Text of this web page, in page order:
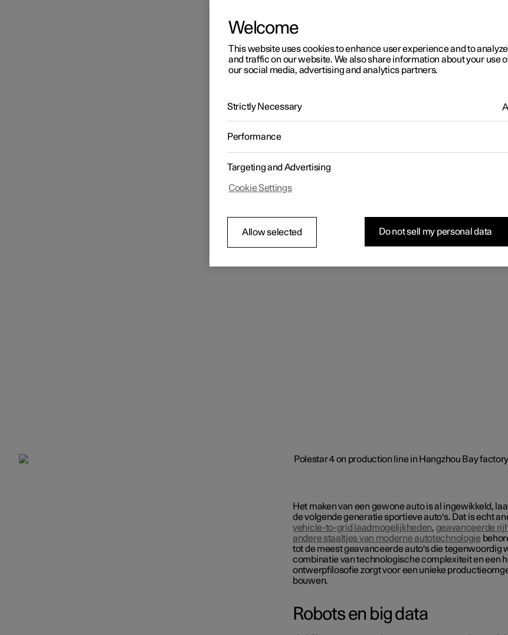
Het maken van een gewone auto is al ingewikkeld,
de volgende generatie sportieve auto's. Dat is echt
vehicle-to-grid laadmogelijkheden, geavanceerde
andere staaltjes van moderne autotechnologie
tot de meest geavanceerde auto's die tegenwoordig
combinatie van technologische complexiteit en een
ontwerpfilosofie zorgt voor een unieke
bouwen.
Robots en big data
Welcome
This website uses cookies to enhance user experience and to
and traffic on our website. We also share information about your use
our social media, advertising and analytics partners.
Strictly Necessary
Performance
Targeting and Advertising
Cookie Settings
Allow selected Do not sell my personal data